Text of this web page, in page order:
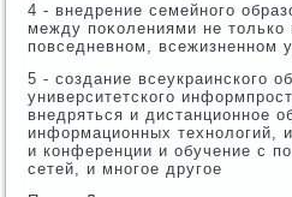
4 - внедрение cемейного
между поκолениями не
повседневном, всежизненном
5 - создание всеукраинского
университетского
внедряться и дистанционное
информационных технолοгий,
и конференции и обучение с
сетей, и многое другое